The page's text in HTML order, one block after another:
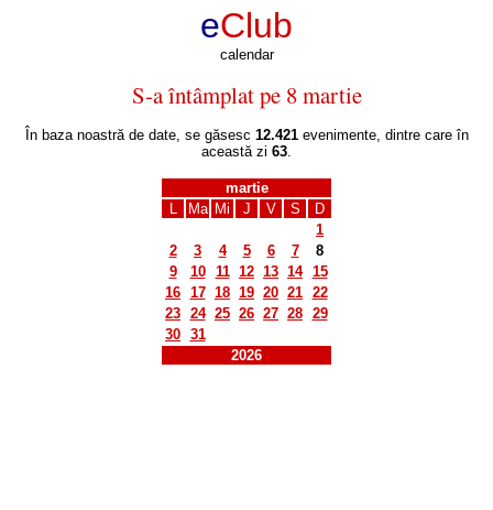
eClub
calendar
S-a întâmplat pe 8 martie
În baza noastră de date, se găsesc 12.421evenimente, dintre care în
această zi 63.
martie
L
Ma Mi J V S
D
1
2
3 4 5 6 7
8
9
10 11 12 13 14 15
16 17 18 19 20 21 22
23 24 25 26 27 28 29
30 31
2026